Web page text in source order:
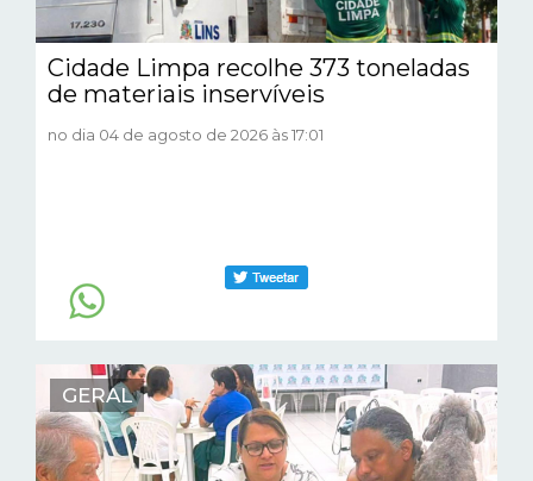
Cidade Limpa recolhe 373 toneladas
de materiais inservíveis
no dia 04 de agosto de 2026 às 17:01
GERAL